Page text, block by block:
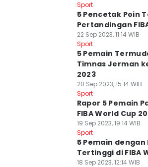
Sport
5 Pencetak Poin
Pertandingan
22 Sep 2023, 11:14 WIB
Sport
5 Pemain
Timnas Jerman
2023
20 Sep 2023, 15:14 WIB
Sport
Rapor 5 Pemain
FIBA World Cup
19 Sep 2023, 19:14 WIB
Sport
5 Pemain dengan
Tertinggi di FIBA
18 Sep 2023, 12:14 WIB